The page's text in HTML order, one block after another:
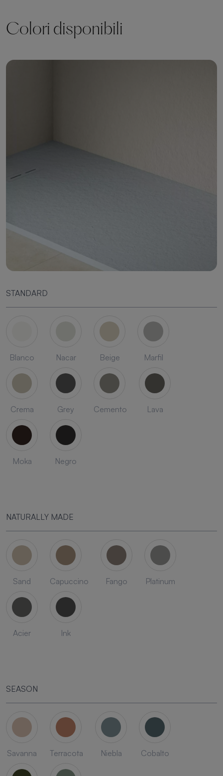
Colori disponibili
STANDARD
Blanco Nacar Beige Marfil
Crema Grey Cemento Lava
Moka Negro
NATURALLY MADE
Sand Capuccino Fango Platinum
Acier Ink
SEASON
Savanna Terracota Niebla Cobalto